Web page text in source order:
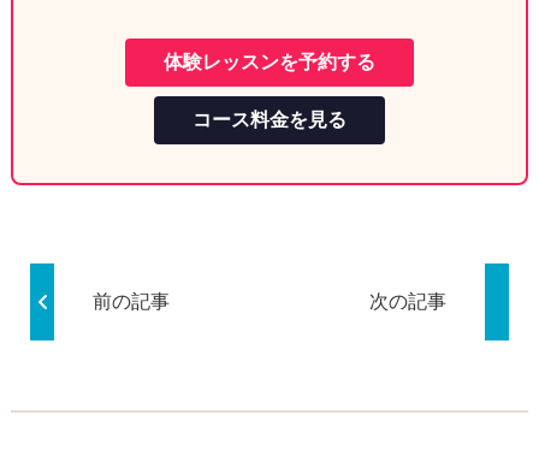
体験レッスンを予約する
コース料金を見る
前の記事 次の記事